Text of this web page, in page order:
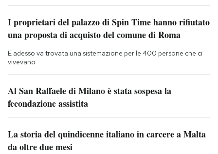
I proprietari del palazzo di Spin Time hanno rifiutato
una proposta di acquisto del comune di Roma
E adesso va trovata una sistemazione per le 400 persone che ci
vivevano
Al San Raffaele di Milano è stata sospesa la
fecondazione assistita
La storia del quindicenne italiano in carcere a Malta
da oltre due mesi